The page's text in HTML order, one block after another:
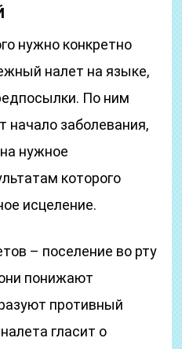
нужно конкретно
налет на языке,
По ним
начало заболевания,
нужное
которого
исцеление.
– поселение во рту
понижают
противный
гласит о